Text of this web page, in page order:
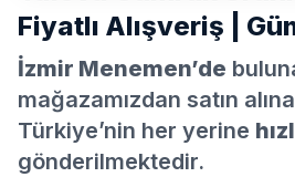
Fiyatlı Alışveriş |
İzmir Menemen’de
mağazamızdan satın
Türkiye’nin her yerine
gönderilmektedir.